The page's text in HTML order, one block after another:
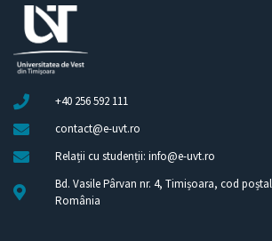
+40 256 592 111
contact@e-uvt.ro
Relații cu studenții: info@e-uvt.ro
Bd. Vasile Pârvan nr. 4, Timișoara, cod
România